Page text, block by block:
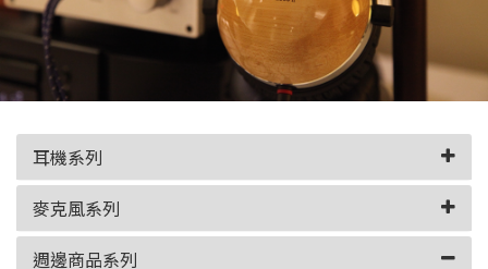
耳機系列
麥克風系列
週邊商品系列